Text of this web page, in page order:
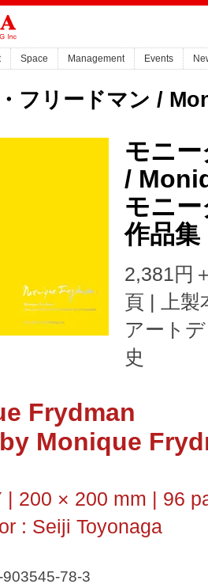
Space Management Events
フリードマン /
モニ
/
モニ
作品集
2,381円
頁 | 上
アート
史
Frydman
Monique
| 200 × 200 mm | 96
: Seiji Toyonaga
78-3